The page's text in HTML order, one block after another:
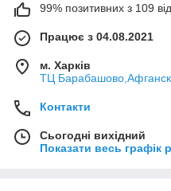
99% позитивних з 109
Працює з 04.08.2021
м. Харків
ТЦ
Контакти
Сьогодні вихідний
Показати весь графік